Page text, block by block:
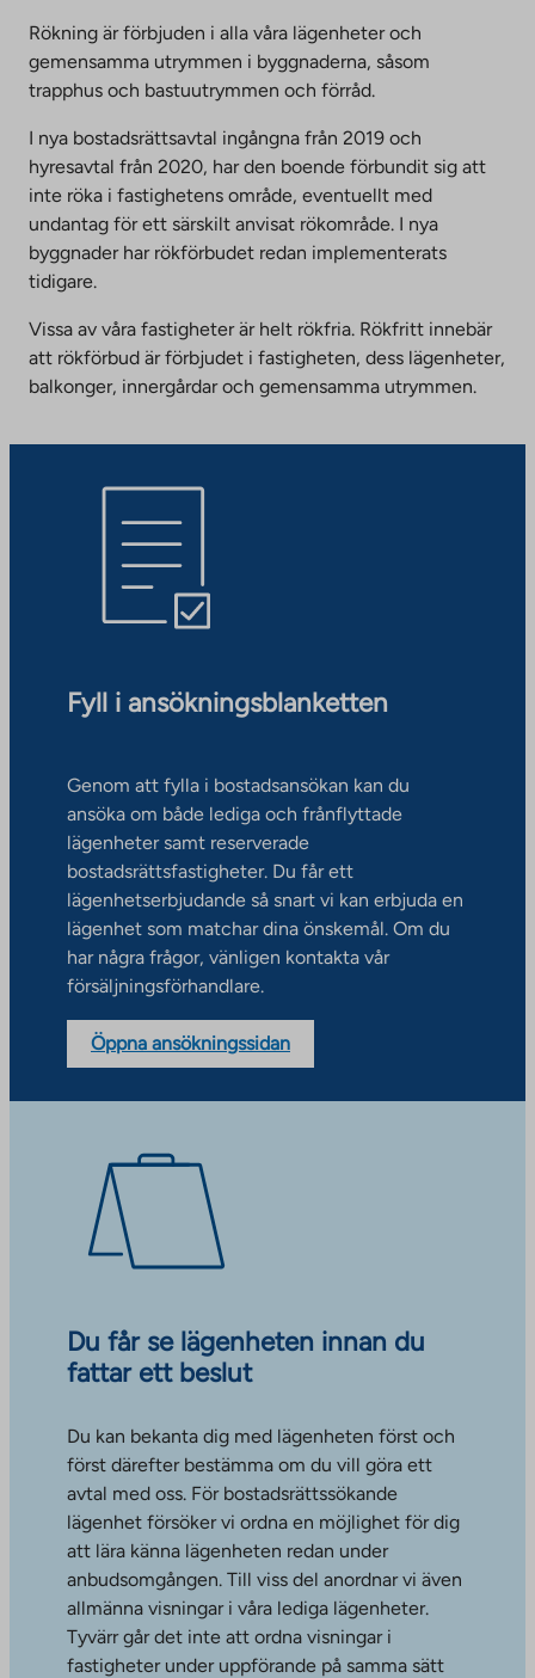
Rökning är förbjuden i alla våra lägenheter och
gemensamma utrymmen i byggnaderna, såsom
trapphus och bastuutrymmen och förråd.
I nya bostadsrättsavtal ingångna från 2019 och
hyresavtal från 2020, har den boende förbundit sig att
inte röka i fastighetens område, eventuellt med
undantag för ett särskilt anvisat rökområde. I nya
byggnader har rökförbudet redan implementerats
tidigare.
Vissa av våra fastigheter är helt rökfria. Rökfritt innebär
att rökförbud är förbjudet i fastigheten, dess lägenheter,
balkonger, innergårdar och gemensamma utrymmen.
Fyll i ansökningsblanketten
Genom att fylla i bostadsansökan kan du
ansöka om både lediga och frånflyttade
lägenheter samt reserverade
bostadsrättsfastigheter. Du får ett
lägenhetserbjudande så snart vi kan erbjuda en
lägenhet som matchar dina önskemål. Om du
har några frågor, vänligen kontakta vår
försäljningsförhandlare.
Öppna ansökningssidan
Du får se lägenheten innan du
fattar ett beslut
Du kan bekanta dig med lägenheten först och
först därefter bestämma om du vill göra ett
avtal med oss. För bostadsrättssökande
lägenhet försöker vi ordna en möjlighet för dig
att lära känna lägenheten redan under
anbudsomgången. Till viss del anordnar vi även
allmänna visningar i våra lediga lägenheter.
Tyvärr går det inte att ordna visningar i
fastigheter under uppförande på samma sätt